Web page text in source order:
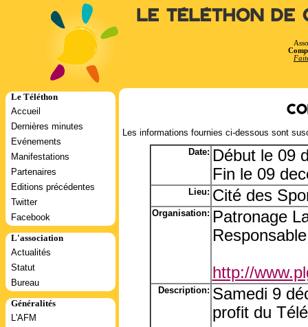
Le Téléthon de
Le Téléthon
Accueil
Dernières minutes
Evénements
Manifestations
Partenaires
Editions précédentes
Twitter
Facebook
L'association
Actualités
Statut
Bureau
Généralités
L'AFM
Les informations fournies ci-dessous sont
Date: Début le 09
Fin le 09
Lieu: Cité des
Organisation: Patronage
http://
Description: Samedi 9
profit du